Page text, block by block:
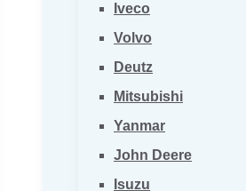
Iveco
Volvo
Deutz
Mitsubishi
Yanmar
John Deere
Isuzu